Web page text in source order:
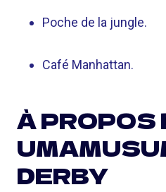
Poche de la jungle.
Café Manhattan.
À PROPOS
DERBY